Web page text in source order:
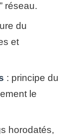
réseau.
du
et
: principe du
le
horodatés,